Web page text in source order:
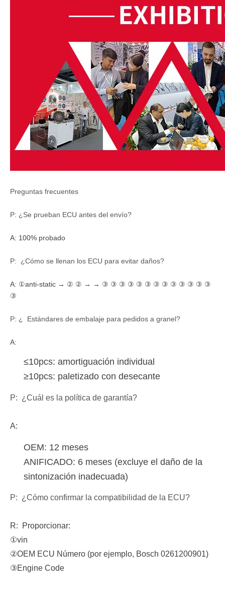
Preguntas frecuentes
P: ¿Se prueban ECU antes del envío?
A: 100% probado
P: ¿Cómo se llenan los ECU para evitar daños?
A: ①anti-static → ② ② → → ③ ③ ③ ③ ③ ③ ③ ③ ③ ③ ③ ③ ③
③
P: ¿ Estándares de embalaje para pedidos a granel?
A:
≤10pcs: amortiguación individual
≥10pcs: paletizado con desecante
P: ¿Cuál es la política de garantía?
A:
OEM: 12 meses
ANIFICADO: 6 meses (excluye el daño de la
sintonización inadecuada)
P: ¿Cómo confirmar la compatibilidad de la ECU?
R:
Proporcionar:
①vin
②OEM ECU Número (por ejemplo, Bosch 0261200901)
③Engine Code